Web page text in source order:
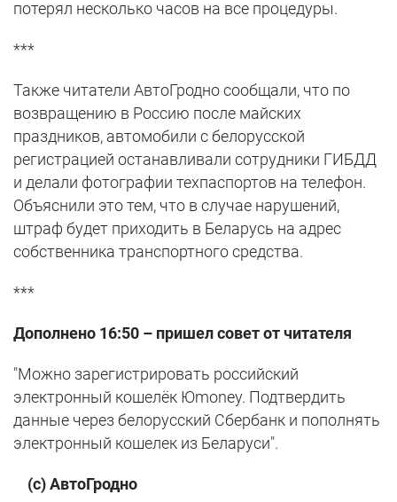
потерял несколько часов на все процедуры.
***
Также читатели АвтоГродно сообщали, что по
возвращению в Россию после майских
праздников, автомобили с белорусской
регистрацией останавливали сотрудники ГИБДД
и делали фотографии техпаспортов на телефон.
Объяснили это тем, что в случае нарушений,
штраф будет приходить в Беларусь на адрес
собственника транспортного средства.
***
Дополнено 16:50 – пришел совет от читателя
"Можно зарегистрировать российский
электронный кошелёк Юmoney. Подтвердить
данные через белорусский Сбербанк и пополнять
электронный кошелек из Беларуси".
(с) АвтоГродно